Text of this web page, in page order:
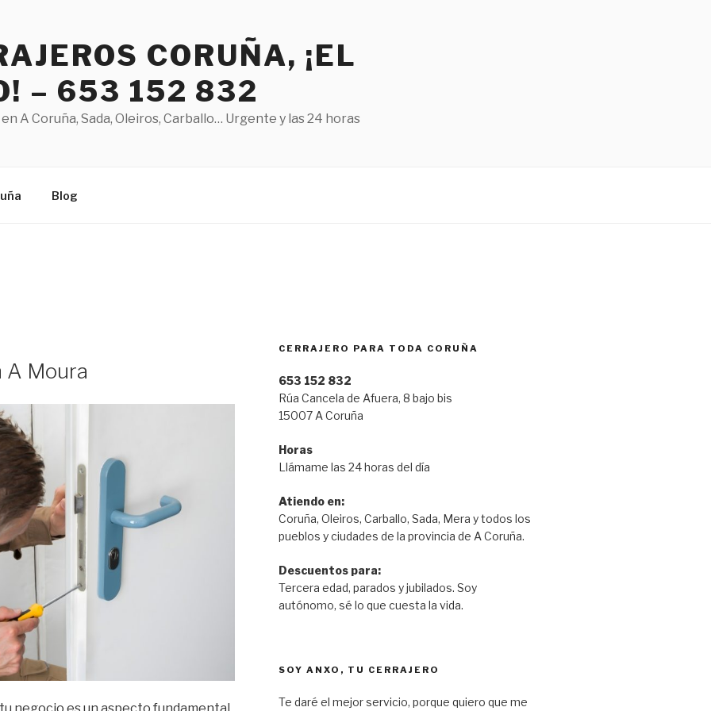
CORUÑA, ¡EL
– 653 152 832
A Coruña, Sada, Oleiros, Carballo… Urgente y las 24 horas
Blog
A Moura
negocio es un aspecto fundamental.
CERRAJERO PARA TODA CORUÑA
653 152 832
Rúa Cancela de Afuera, 8 bajo bis
15007 A Coruña
Horas
Llámame las 24 horas del día
Atiendo en:
Coruña, Oleiros, Carballo, Sada, Mera y todos los
pueblos y ciudades de la provincia de A Coruña.
Descuentos para:
Tercera edad, parados y jubilados. Soy
autónomo, sé lo que cuesta la vida.
SOY ANXO, TU CERRAJERO
Te daré el mejor servicio, porque quiero que me